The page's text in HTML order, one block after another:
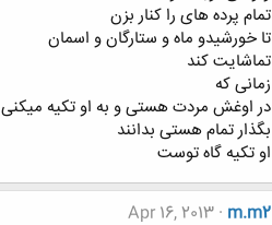
تمام پرده های را کنار بزن
تا خورشیدو ماه و ستارگان و اسمان
تماشایت کند
زمانی که
در اوغش مردت هستی و به او تکیه میکنی
بگذار تمام هستی بدانند
او تکیه گاه توست
m.m2
Apr 16, 2013